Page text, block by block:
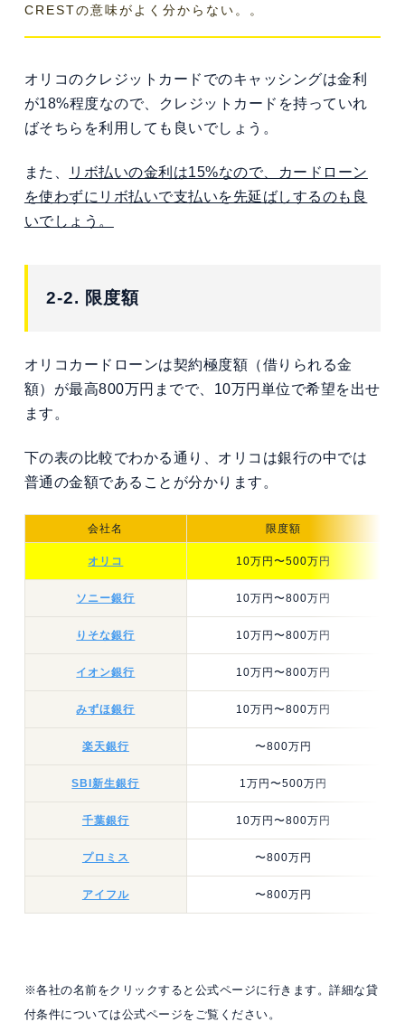
CRESTの意味がよく分からない。。
オリコのクレジットカードでのキャッシングは金利
が18%程度なので、クレジットカードを持っていれ
ばそちらを利用しても良いでしょう。
また、
リボ払いの金利は15%なので、カードローン
を使わずにリボ払いで支払いを先延ばしするのも良
いでしょう。
2-2. 限度額
オリコカードローンは契約極度額（借りられる金
額）が最高800万円までで、10万円単位で希望を出せ
ます。
下の表の比較でわかる通り、オリコは銀行の中では
普通の金額であることが分かります。
会社名 限度額
オリコ 10万円〜500万円
ソニー銀行 10万円〜800万円
りそな銀行 10万円〜800万円
イオン銀行 10万円〜800万円
みずほ銀行 10万円〜800万円
楽天銀行 〜800万円
SBI新生銀行 1万円〜500万円
千葉銀行 10万円〜800万円
プロミス 〜800万円
アイフル 〜800万円
※各社の名前をクリックすると公式ページに行きます。詳細な貸
付条件については公式ページをご覧ください。